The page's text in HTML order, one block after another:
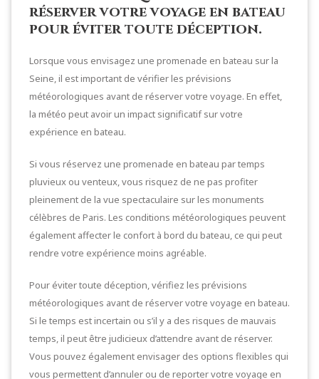
réserver votre voyage en bateau
pour éviter toute déception.
Lorsque vous envisagez une promenade en bateau sur la
Seine, il est important de vérifier les prévisions
météorologiques avant de réserver votre voyage. En effet,
la météo peut avoir un impact significatif sur votre
expérience en bateau.
Si vous réservez une promenade en bateau par temps
pluvieux ou venteux, vous risquez de ne pas profiter
pleinement de la vue spectaculaire sur les monuments
célèbres de Paris. Les conditions météorologiques peuvent
également affecter le confort à bord du bateau, ce qui peut
rendre votre expérience moins agréable.
Pour éviter toute déception, vérifiez les prévisions
météorologiques avant de réserver votre voyage en bateau.
Si le temps est incertain ou s’il y a des risques de mauvais
temps, il peut être judicieux d’attendre avant de réserver.
Vous pouvez également envisager des options flexibles qui
vous permettent d’annuler ou de reporter votre voyage en